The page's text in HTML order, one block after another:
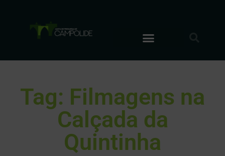
Tag: Filmagens na
Calçada da
Quintinha